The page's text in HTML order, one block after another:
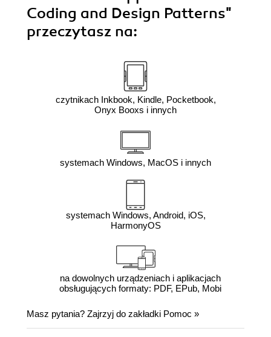
Coding and Design Patterns"
przeczytasz na:
czytnikach Inkbook, Kindle, Pocketbook,
Onyx Booxs i innych
systemach Windows, MacOS i innych
systemach Windows, Android, iOS,
HarmonyOS
na dowolnych urządzeniach i aplikacjach
obsługujących formaty: PDF, EPub, Mobi
Masz pytania? Zajrzyj do zakładki Pomoc »